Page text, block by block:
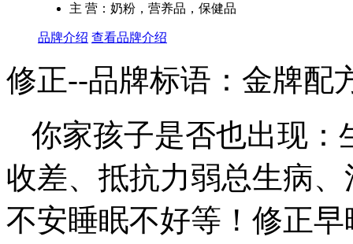
主 营：奶粉，营养品，保健品
品牌介绍 查看品牌介绍
修正--品牌标语： 金牌配
你家孩子是否也出现：
收差、抵抗力弱总生病
不安睡眠不好等！修正